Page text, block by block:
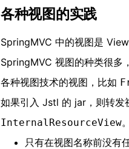
各种视图的实践
SpringMVC 中的视图是
SpringMVC 视图的种类很多
各种视图技术的视图，比如
如果引入 Jstl 的 jar，则转发
InternalResourceView。
只有在视图名称前没有